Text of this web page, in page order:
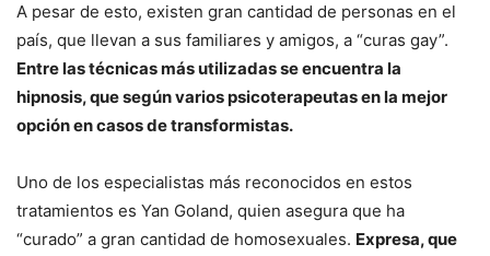
A pesar de esto, existen gran cantidad de personas en el
país, que llevan a sus familiares y amigos, a “curas gay”.
Entre las técnicas más utilizadas se encuentra la
hipnosis, que según varios psicoterapeutas en la mejor
opción en casos de transformistas.
Uno de los especialistas más reconocidos en estos
tratamientos es Yan Goland, quien asegura que ha
“curado” a gran cantidad de homosexuales. Expresa, que